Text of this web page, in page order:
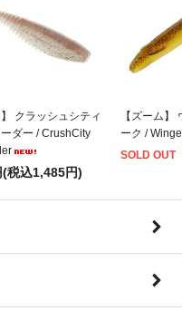
】 クラッシュシティ
ダー / CrushCity
税込1,485円)
【ズーム】
ーク /
SOLD OUT